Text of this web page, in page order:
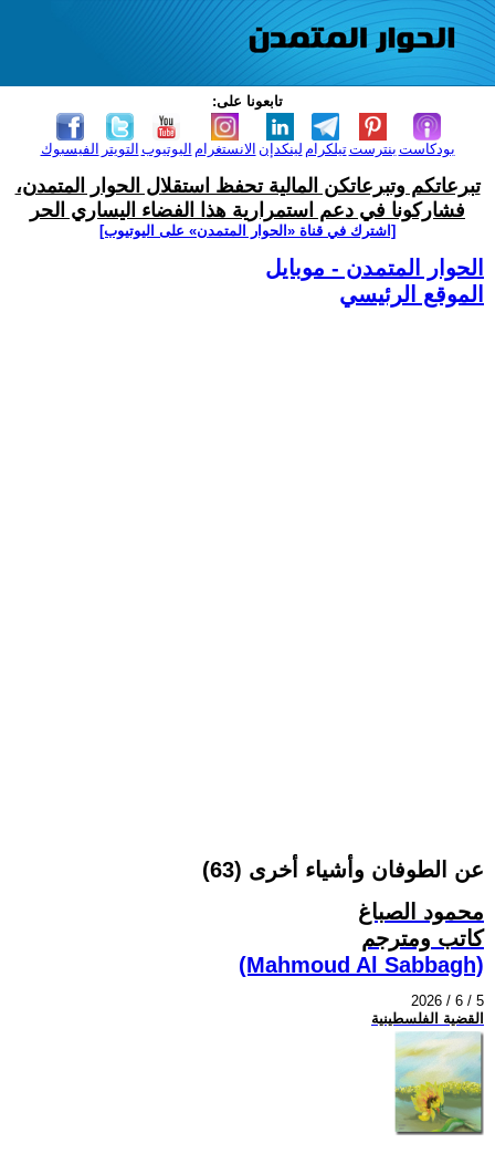
تابعونا على:
الفيسبوك التويتر اليوتيوب الانستغرام لينكدإن تيلكرامبنترست بودكاست
تبرعاتكم وتبرعاتكن المالية تحفظ استقلال الحوار المتمدن،
فشاركونا في دعم استمرارية هذا الفضاء اليساري الحر
[اشترك في قناة ‫«الحوار المتمدن» على اليوتيوب]
الحوار المتمدن - موبايل
الموقع الرئيسي
عن الطوفان وأشياء أخرى (63)
محمود الصباغ
كاتب ومترجم
(Mahmoud Al Sabbagh)
2026 / 6 / 5
القضية الفلسطينية